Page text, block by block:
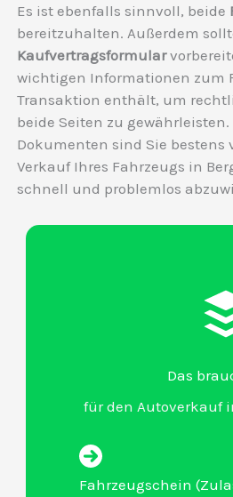
Es ist ebenfalls sinnvoll, beide
bereitzuhalten. Außerdem
Kaufvertragsformular
wichtigen Informationen zum
Transaktion enthält, um
beide Seiten zu
Dokumenten sind Sie bestens
Verkauf Ihres Fahrzeugs in
schnell und problemlos
Das
für den Autoverkauf
Fahrzeugschein